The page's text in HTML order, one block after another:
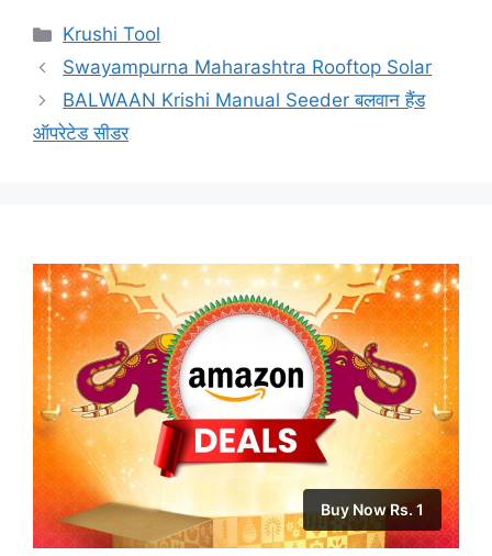
Categories
Krushi Tool
Swayampurna Maharashtra Rooftop Solar
BALWAAN Krishi Manual Seeder बलवान हैंड
ऑपरेटेड सीडर
Buy Now Rs. 1